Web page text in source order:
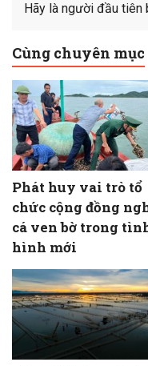
Hãy là người đầu tiên
Cùng chuyên mục
Phát huy vai trò tổ
chức cộng đồng
cá ven bờ trong
hình mới